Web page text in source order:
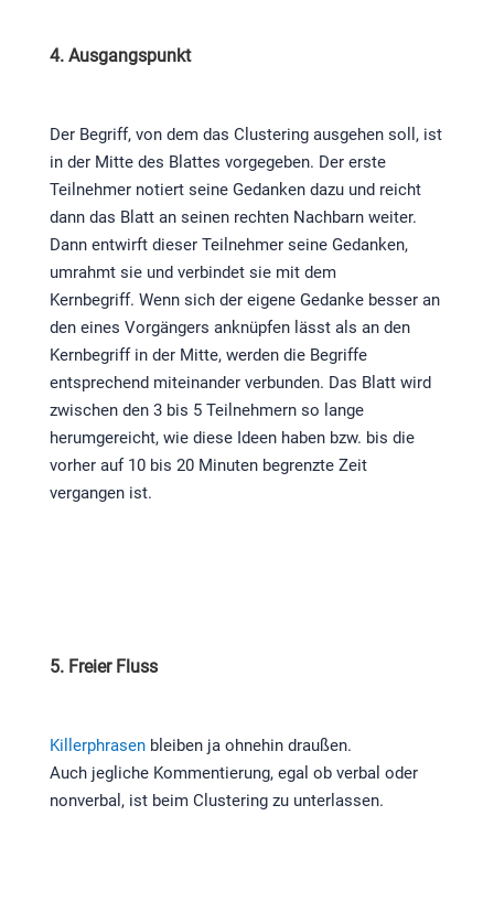
4. Ausgangspunkt
Der Begriff, von dem das Clustering ausgehen soll, ist
in der Mitte des Blattes vorgegeben. Der erste
Teilnehmer notiert seine Gedanken dazu und reicht
dann das Blatt an seinen rechten Nachbarn weiter.
Dann entwirft dieser Teilnehmer seine Gedanken,
umrahmt sie und verbindet sie mit dem
Kernbegriff. Wenn sich der eigene Gedanke besser an
den eines Vorgängers anknüpfen lässt als an den
Kernbegriff in der Mitte, werden die Begriffe
entsprechend miteinander verbunden. Das Blatt wird
zwischen den 3 bis 5 Teilnehmern so lange
herumgereicht, wie diese Ideen haben bzw. bis die
vorher auf 10 bis 20 Minuten begrenzte Zeit
vergangen ist.
5. Freier Fluss
Killerphrasenbleiben ja ohnehin draußen.
Auch jegliche Kommentierung, egal ob verbal oder
nonverbal, ist beim Clustering zu unterlassen.